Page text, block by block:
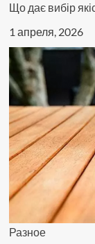
Що дає вибір
1 апреля, 2026
Разное